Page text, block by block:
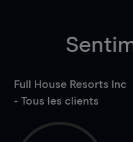
Full House Resorts Inc
- Tous les clients